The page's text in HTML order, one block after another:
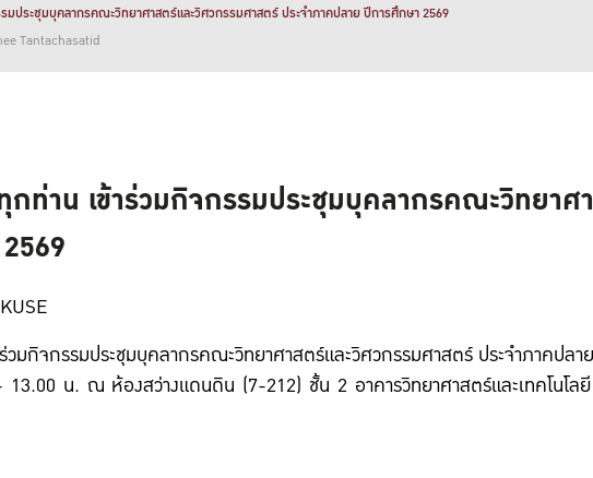
มประชุมบุคลากรคณะวิทยาศาสตร์และวิศวกรรมศาสตร์ ประจำภาคปลาย ปีการศึกษา 2569
Tantachasatid
ท่าน เข้าร่วมกิจกรรมประชุมบุคลากรคณะวิทยา
เข้าร่วมกิจกรรมประชุมบุคลากรคณะวิทยาศาสตร์และวิศวกรรมศา
น. ณ ห้องสว่างแดนดิน (7-212) ชั้น 2 อาคารวิทยาศาสตร์และเทคโนโล